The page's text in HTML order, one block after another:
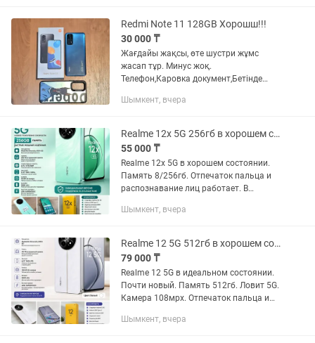
Redmi Note 11 128GB Хорошш!!!
30 000 ₸
Жағдайы жақсы, өте шустри жұмс
жасап тұр. Минус жоқ.
Телефон,Каровка документ,Бетінде
Номерде Batsabym бар ағайын если
Шымкент, вчера
Realme 12x 5G 256гб в хорошем состоянии
55 000 ₸
Realme 12x 5G в хорошем состоянии.
Память 8/256гб. Отпечаток пальца и
распознавание лиц работает. В
Шымкент, вчера
Realme 12 5G 512гб в хорошем состоянии
79 000 ₸
Realme 12 5G в идеальном состоянии.
Почти новый. Память 512гб. Ловит 5G.
Камера 108мрх. Отпечаток пальца и
комплекте коробка, чехол.
Шымкент, вчера